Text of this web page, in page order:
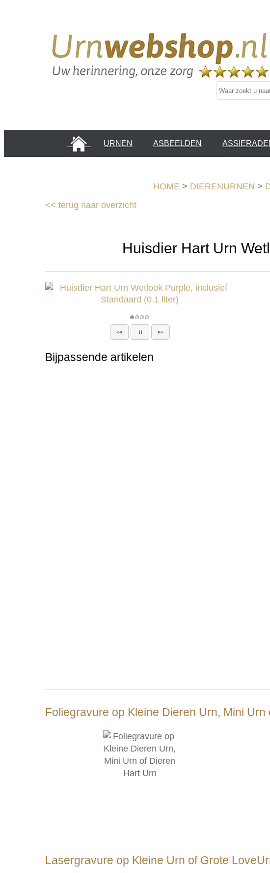
HOME URNEN ASBEELDEN
HOME > DIERENURNEN >
<< terug naar overzicht
Huisdier Hart Urn
Bijpassende artikelen
Foliegravure op Kleine Dieren Urn, Mini Urn
Lasergravure op Kleine Urn of Grote